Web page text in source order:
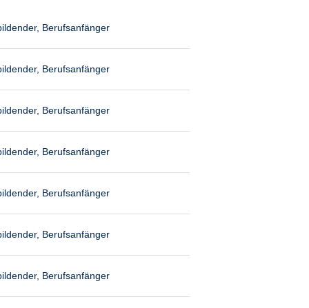
Berufsanfänger
Berufsanfänger
Berufsanfänger
Berufsanfänger
Berufsanfänger
Berufsanfänger
Berufsanfänger